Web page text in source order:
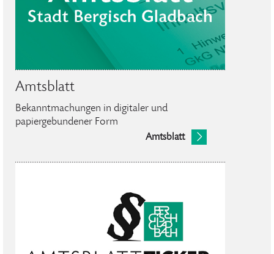
Amtsblatt
Bekanntmachungen in digitaler und
papiergebundener Form
Amtsblatt